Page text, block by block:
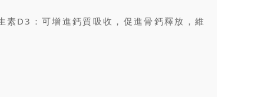
D3：可增進鈣質吸收，促進骨鈣釋放，維